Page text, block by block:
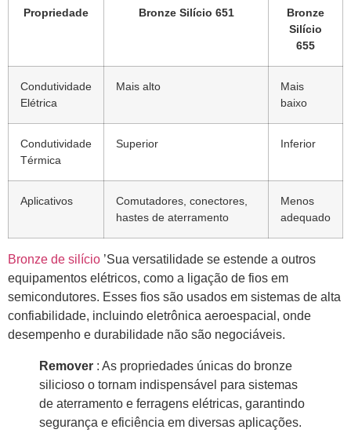
Propriedade Bronze Silício 651
Bronze
Silício
655
Condutividade
Elétrica
Mais alto
Mais
baixo
Condutividade
Térmica
Superior Inferior
Aplicativos
Comutadores, conectores,
hastes de aterramento
Menos
adequado
Bronze de silício ’Sua versatilidade se estende a outros
equipamentos elétricos, como a ligação de fios em
semicondutores. Esses fios são usados ​​em sistemas de alta
confiabilidade, incluindo eletrônica aeroespacial, onde
desempenho e durabilidade não são negociáveis.
Remover : As propriedades únicas do bronze
silicioso o tornam indispensável para sistemas
de aterramento e ferragens elétricas, garantindo
segurança e eficiência em diversas aplicações.